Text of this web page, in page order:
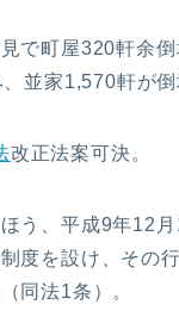
で町屋320軒余
並家1,570軒が倒
改正法案可決。
う、平成9年12
度を設け、その
同法1条）。